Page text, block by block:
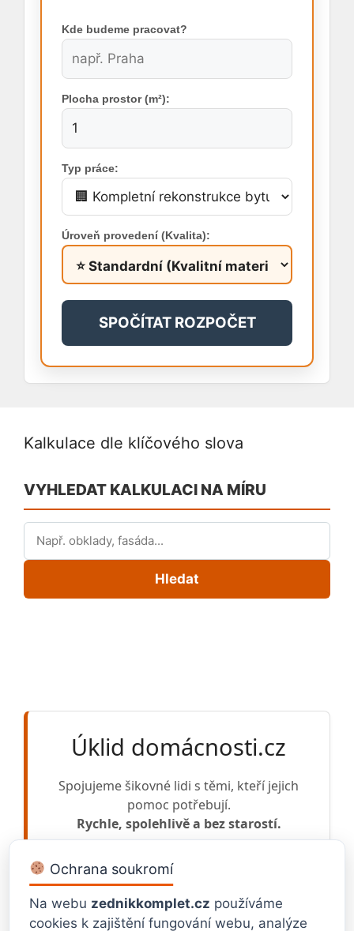
Kde budeme pracovat?
Plocha prostor (m²):
Typ práce:
Úroveň provedení (Kvalita):
SPOČÍTAT ROZPOČET
Kalkulace dle klíčového slova
VYHLEDAT KALKULACI NA MÍRU
Hledat
Úklid domácnosti.cz
Spojujeme šikovné lidi s těmi, kteří jejich
pomoc potřebují.
Rychle, spolehlivě a bez starostí.
VLOŽIT POPTÁVKU CHCI ZAKÁZKY
Ochrana soukromí
Na webu zednikkomplet.cz používáme
cookies k zajištění fungování webu, analýze